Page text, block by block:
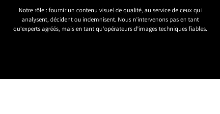
Notre rôle : fournir un contenu visuel de qualité, au service de ceux qui
analysent, décident ou indemnisent. Nous n’intervenons pas en tant
qu’experts agréés, mais en tant qu’opérateurs d’images techniques fiables.